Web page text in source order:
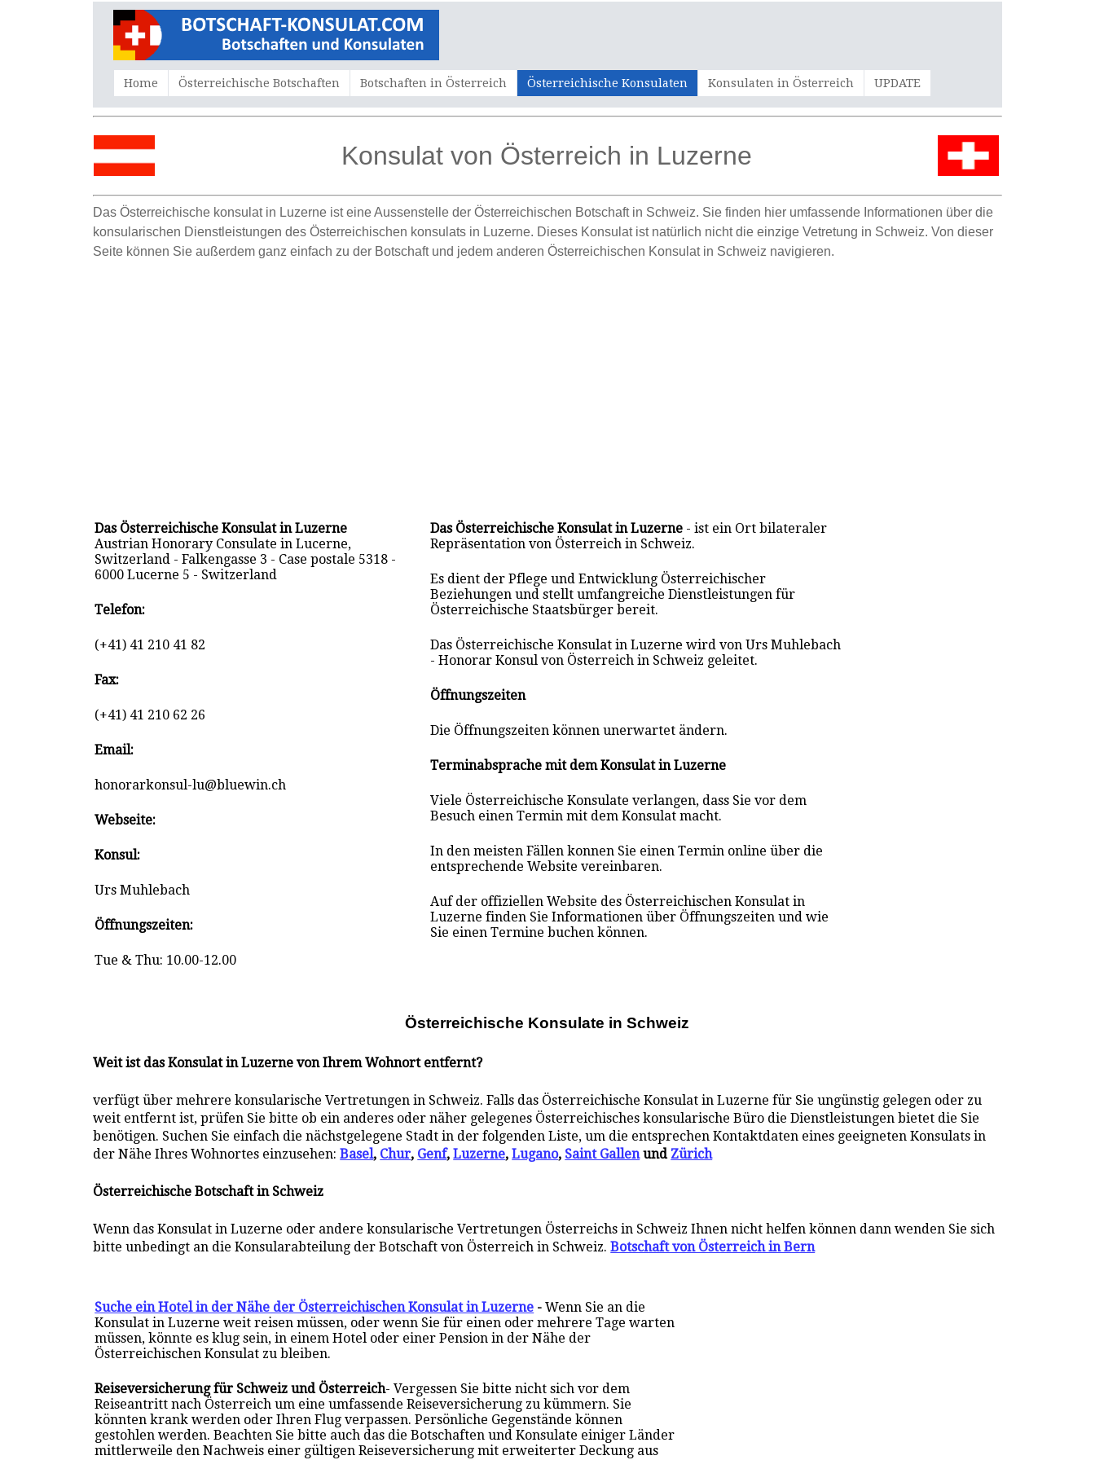
Home Österreichische Botschaften Botschaften in Österreich Österreichische Konsulaten Konsulaten in Österreich UPDATE
Konsulat von Österreich in Luzerne
Das Österreichische konsulat in Luzerne ist eine Aussenstelle der Österreichischen Botschaft in Schweiz. Sie finden hier umfassende Informationen über die
konsularischen Dienstleistungen des Österreichischen konsulats in Luzerne. Dieses Konsulat ist natürlich nicht die einzige Vetretung in Schweiz. Von dieser
Seite können Sie außerdem ganz einfach zu der Botschaft und jedem anderen Österreichischen Konsulat in Schweiz navigieren.
Das Österreichische Konsulat in Luzerne
Austrian Honorary Consulate in Lucerne,
Switzerland - Falkengasse 3 - Case postale 5318 -
6000 Lucerne 5 - Switzerland
Telefon:
(+41) 41 210 41 82
Fax:
(+41) 41 210 62 26
Email:
honorarkonsul-lu@bluewin.ch
Webseite:
Konsul:
Urs Muhlebach
Öffnungszeiten:
Tue & Thu: 10.00-12.00
Das Österreichische Konsulat in Luzerne - ist ein Ort bilateraler
Repräsentation von Österreich in Schweiz.
Es dient der Pflege und Entwicklung Österreichischer
Beziehungen und stellt umfangreiche Dienstleistungen für
Österreichische Staatsbürger bereit.
Das Österreichische Konsulat in Luzerne wird von Urs Muhlebach
- Honorar Konsul von Österreich in Schweiz geleitet.
Öffnungszeiten
Die Öffnungszeiten können unerwartet ändern.
Terminabsprache mit dem Konsulat in Luzerne
Viele Österreichische Konsulate verlangen, dass Sie vor dem
Besuch einen Termin mit dem Konsulat macht.
In den meisten Fällen konnen Sie einen Termin online über die
entsprechende Website vereinbaren.
Auf der offiziellen Website des Österreichischen Konsulat in
Luzerne finden Sie Informationen über Öffnungszeiten und wie
Sie einen Termine buchen können.
Österreichische Konsulate in Schweiz
Weit ist das Konsulat in Luzerne von Ihrem Wohnort entfernt?
verfügt über mehrere konsularische Vertretungen in Schweiz. Falls das Österreichische Konsulat in Luzerne für Sie ungünstig gelegen oder zu
weit entfernt ist, prüfen Sie bitte ob ein anderes oder näher gelegenes Österreichisches konsularische Büro die Dienstleistungen bietet die Sie
benötigen. Suchen Sie einfach die nächstgelegene Stadt in der folgenden Liste, um die entsprechen Kontaktdaten eines geeigneten Konsulats in
der Nähe Ihres Wohnortes einzusehen:Basel, Chur, Genf,Luzerne,Lugano, Saint Gallenund Zürich
Österreichische Botschaft in Schweiz
Wenn das Konsulat in Luzerne oder andere konsularische Vertretungen Österreichs in Schweiz Ihnen nicht helfen können dann wenden Sie sich
bitte unbedingt an die Konsularabteilung der Botschaft von Österreich in Schweiz.Botschaft von Österreich in Bern
Suche ein Hotel in der Nähe der Österreichischen Konsulat in Luzerne -Wenn Sie an die
Konsulat in Luzerne weit reisen müssen, oder wenn Sie für einen oder mehrere Tage warten
müssen, könnte es klug sein, in einem Hotel oder einer Pension in der Nähe der
Österreichischen Konsulat zu bleiben.
Reiseversicherung für Schweiz und Österreich- Vergessen Sie bitte nicht sich vor dem
Reiseantritt nach Österreich um eine umfassende Reiseversicherung zu kümmern. Sie
könnten krank werden oder Ihren Flug verpassen. Persönliche Gegenstände können
gestohlen werden. Beachten Sie bitte auch das die Botschaften und Konsulate einiger Länder
mittlerweile den Nachweis einer gültigen Reiseversicherung mit erweiterter Deckung aus